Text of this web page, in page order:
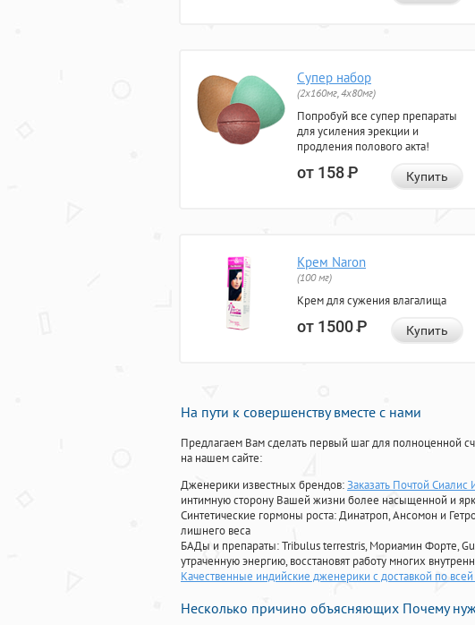
Супер набор
(2х160мг, 4х80мг)
Попробуй все супер препараты
для усиления эрекции и
продления полового акта!
от 158Р Купить
Крем Naron
(100 мг)
Крем для сужения влагалища
от 1500Р Купить
На пути к совершенству вместе с нами
Предлагаем Вам сделать первый шаг для полноценной
на нашем сайте:
Дженерики известных брендов:Заказать Почтой Сиалис
интимную сторону Вашей жизни более насыщенной и
Синтетические гормоны роста: Динатроп, Ансомон и
лишнего веса
БАДы и препараты:Tribulus terrestris, Мориамин Форте,
утраченную энергию, восстановят работу многих
Качественные индийские дженерики с доставкой по
Несколько причино объясняющих Почему